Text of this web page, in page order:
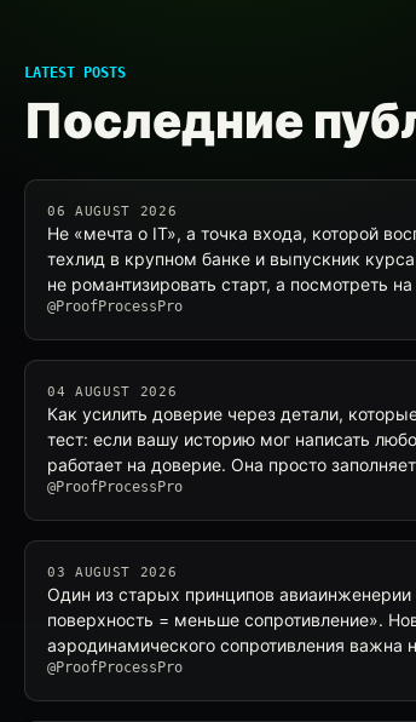
LATEST POSTS
Последние
06 AUGUST 2026
Не «мечта о IT», а точка входа, которой
техлид в крупном банке и выпускник
не романтизировать старт, а посмотреть
@ProofProcessPro
04 AUGUST 2026
Как усилить доверие через детали,
тест: если вашу историю мог написать
работает на доверие. Она просто
@ProofProcessPro
03 AUGUST 2026
Один из старых принципов
поверхность = меньше сопротивление».
аэродинамического сопротивления важна
@ProofProcessPro